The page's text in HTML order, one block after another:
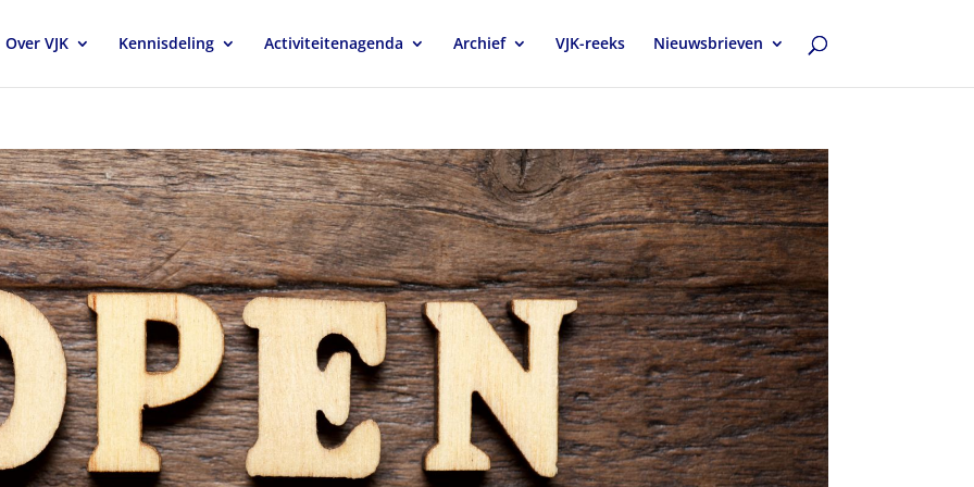
Over VJK Kennisdeling Activiteitenagenda Archief VJK-reeks Nieuwsbrieven